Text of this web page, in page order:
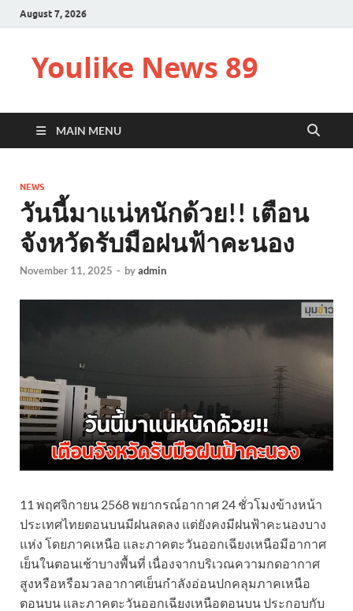
August 7, 2026
Youlike News 89
MAIN MENU
NEWS
วันนี้มาแน่หนักด้วย!! เตือน
จังหวัดรับมือฝนฟ้าคะนอง
November 11, 2025 - byadmin
11 พฤศจิกายน 2568 พยากรณ์อากาศ 24 ชั่วโมงข้างหน้า
ประเทศไทยตอนบนมีฝนลดลง แต่ยังคงมีฝนฟ้าคะนองบาง
แห่ง โดยภาคเหนือ และภาคตะวันออกเฉียงเหนือมีอากาศ
เย็นในตอนเช้าบางพื้นที่ เนื่องจากบริเวณความกดอากาศ
สูงหรือหรือมวลอากาศเย็นกำลังอ่อนปกคลุมภาคเหนือ
ตอนบน และภาคตะวันออกเฉียงเหนือตอนบน ประกอบกับ